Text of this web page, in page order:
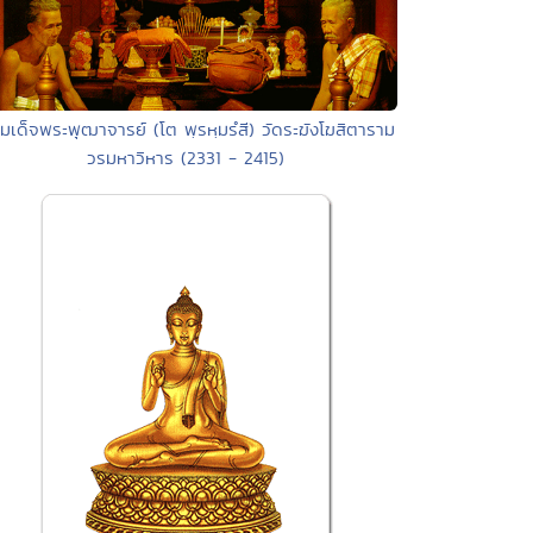
เด็จพระพุฒาจารย์ (โต พฺรหฺมรํสี) วัดระฆังโฆสิตาราม
วรมหาวิหาร (2331 - 2415)